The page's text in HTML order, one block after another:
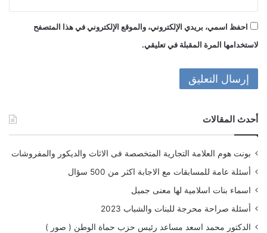
احفظ اسمي، بريدي الإلكتروني، والموقع الإلكتروني في هذا المتصفح
لاستخدامها المرة المقبلة في تعليقي.
أحدث المقالات
بونت هوم العلامة التجارية المتخصصة فى الاثاث والديكور والمفروشات
أسئلة عامة للمسابقات مع الاجابة اكثر من 500 سؤال
اسماء بنات اسلامية لها معنى جميل
أسئلة صراحة محرجة للبنات والشباب 2023
الدكتور محمد اسعد مساعد رئيس حزب حماة الوطن ( صور )